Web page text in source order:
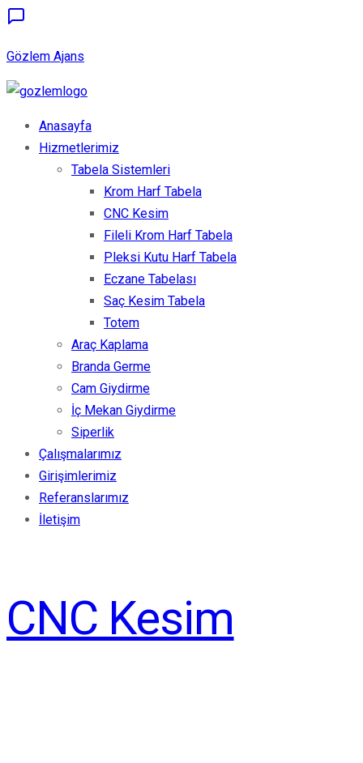
Gözlem Ajans
Anasayfa
Hizmetlerimiz
Tabela Sistemleri
Krom Harf Tabela
CNC Kesim
Fileli Krom Harf Tabela
Pleksi Kutu Harf Tabela
Eczane Tabelası
Saç Kesim Tabela
Totem
Araç Kaplama
Branda Germe
Cam Giydirme
İç Mekan Giydirme
Siperlik
Çalışmalarımız
Girişimlerimiz
Referanslarımız
İletişim
CNC Kesim